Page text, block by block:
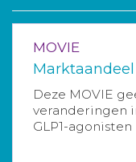
MOVIE
Marktaandeel
Deze MOVIE
veranderingen
GLP1-agonisten